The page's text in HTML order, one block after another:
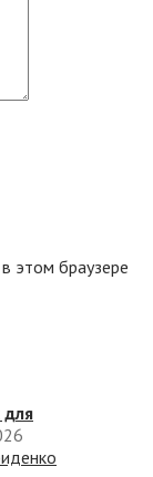
этом браузере
для